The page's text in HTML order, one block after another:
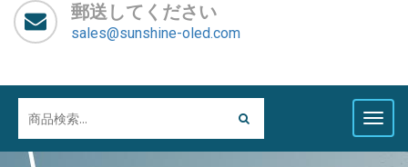
郵送してください
sales@sunshine-oled.com